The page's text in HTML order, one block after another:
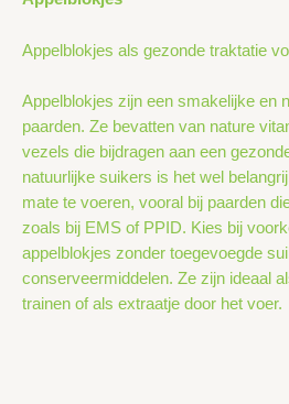
Appelblokjes als gezonde traktatie
Appelblokjes zijn een smakelijke en
paarden. Ze bevatten van nature
vezels die bijdragen aan een
natuurlijke suikers is het wel
mate te voeren, vooral bij paarden
zoals bij EMS of PPID. Kies bij
appelblokjes zonder toegevoegde
conserveermiddelen. Ze zijn ideaal
trainen of als extraatje door het voer.